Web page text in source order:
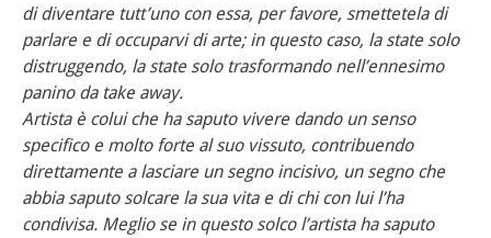
di diventare tutt’uno con essa, per favore, smettetela di
parlare e di occuparvi di arte; in questo caso, la state solo
distruggendo, la state solo trasformando nell’ennesimo
panino da take away.
Artista è colui che ha saputo vivere dando un senso
specifico e molto forte al suo vissuto, contribuendo
direttamente a lasciare un segno incisivo, un segno che
abbia saputo solcare la sua vita e di chi con lui l’ha
condivisa. Meglio se in questo solco l’artista ha saputo